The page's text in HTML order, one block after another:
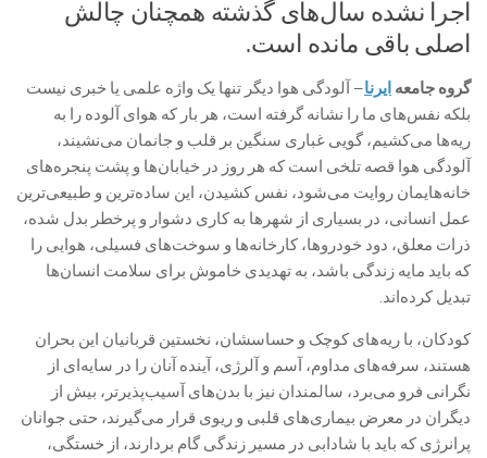
اجرا نشده سال‌های گذشته همچنان چالش
اصلی باقی مانده است.
گروه جامعه ایرنا– آلودگی هوا دیگر تنها یک واژه علمی یا خبری نیست
بلکه نفس‌های ما را نشانه گرفته است، هر بار که هوای آلوده را به
ریه‌ها می‌کشیم، گویی غباری سنگین بر قلب و جانمان می‌نشیند،
آلودگی هوا قصه‌ تلخی است که هر روز در خیابان‌ها و پشت پنجره‌های
خانه‌هایمان روایت می‌شود، نفس کشیدن، این ساده‌ترین و طبیعی‌ترین
عمل انسانی، در بسیاری از شهرها به کاری دشوار و پرخطر بدل شده،
ذرات معلق، دود خودروها، کارخانه‌ها و سوخت‌های فسیلی، هوایی را
که باید مایه‌ زندگی باشد، به تهدیدی خاموش برای سلامت انسان‌ها
تبدیل کرده‌اند.
کودکان، با ریه‌های کوچک و حساسشان، نخستین قربانیان این بحران
هستند، سرفه‌های مداوم، آسم و آلرژی، آینده‌ آنان را در سایه‌ای از
نگرانی فرو می‌برد، سالمندان نیز با بدن‌های آسیب‌پذیرتر، بیش از
دیگران در معرض بیماری‌های قلبی و ریوی قرار می‌گیرند، حتی جوانان
پرانرژی که باید با شادابی در مسیر زندگی گام بردارند، از خستگی،